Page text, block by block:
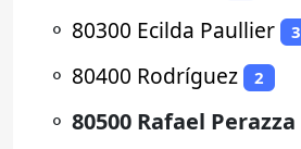
⚬ 80300 Ecilda Paullier 3
⚬ 80400 Rodríguez 2
⚬ 80500 Rafael Perazza